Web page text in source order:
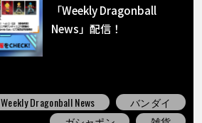
「Weekly Dragonball
News」配信！
Weekly Dragonball News
バンダイ